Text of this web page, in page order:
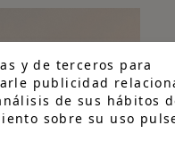
y de terceros para
publicidad
de sus hábitos
sobre su uso